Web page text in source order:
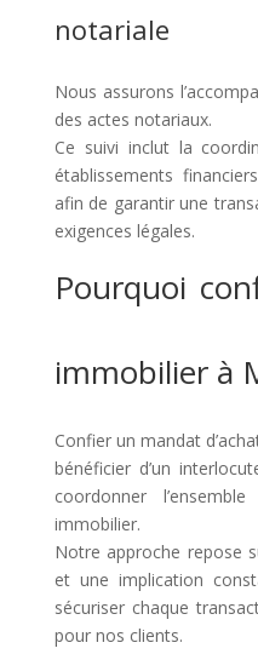
notariale
Nous assurons
des actes notariaux.
Ce suivi inclut la
établissements
afin de garantir une
exigences légales.
Pourquoi
immobilier à
Confier un mandat
bénéficier d’un
coordonner
immobilier.
Notre approche repose
et une implication
sécuriser chaque
pour nos clients.